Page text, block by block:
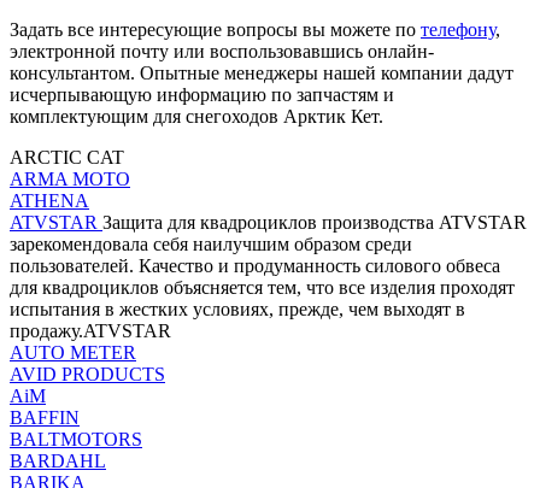
Задать все интересующие вопросы вы можете по телефону,
электронной почту или воспользовавшись онлайн-
консультантом. Опытные менеджеры нашей компании дадут
исчерпывающую информацию по запчастям и
комплектующим для снегоходов Арктик Кет.
ARCTIC CAT
ARMA MOTO
ATHENA
ATVSTAR Защита для квадроциклов производства ATVSTAR
зарекомендовала себя наилучшим образом среди
пользователей. Качество и продуманность силового обвеса
для квадроциклов объясняется тем, что все изделия проходят
испытания в жестких условиях, прежде, чем выходят в
продажу.ATVSTAR
AUTO METER
AVID PRODUCTS
AiM
BAFFIN
BALTMOTORS
BARDAHL
BARIKA